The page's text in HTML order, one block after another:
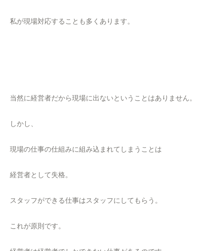
私が現場対応することも多くあります。
当然に経営者だから現場に出ないということはありません。
しかし、
現場の仕事の仕組みに組み込まれてしまうことは
経営者として失格。
スタッフができる仕事はスタッフにしてもらう。
これが原則です。